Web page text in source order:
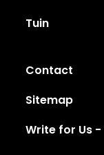
Tuin
Contact
Sitemap
Write for Us